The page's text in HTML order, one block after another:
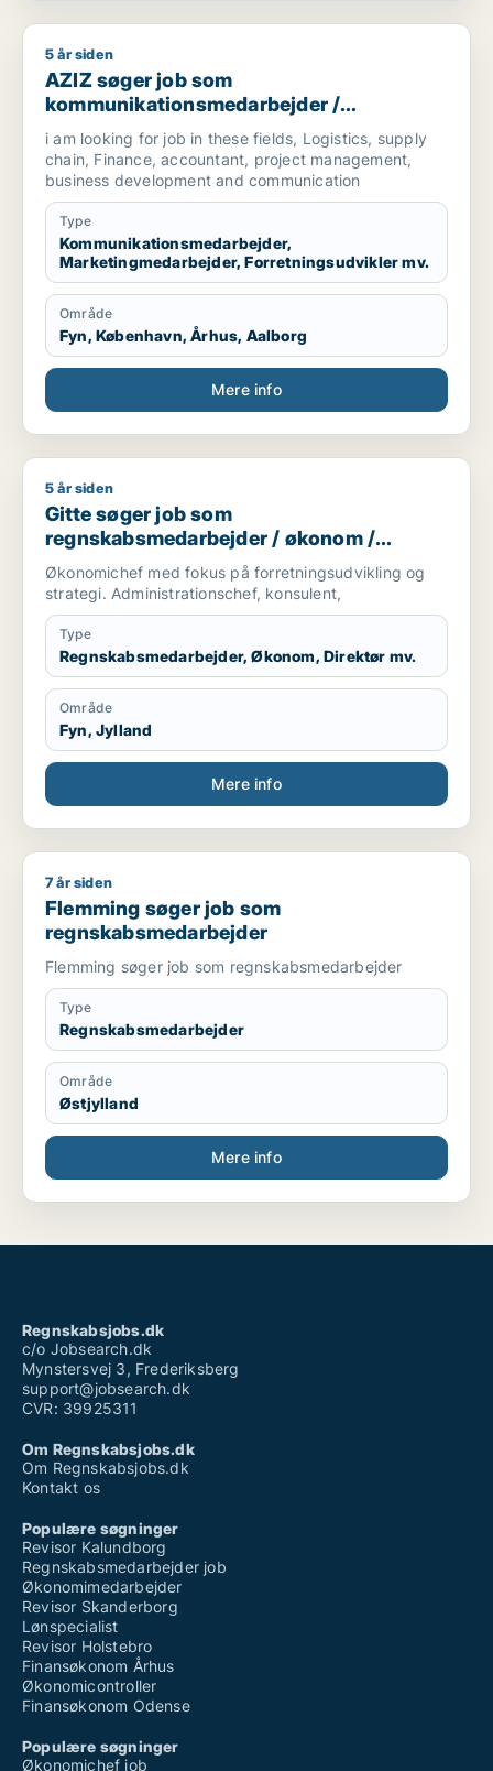
AZIZ søger job som kommunikationsmedarbejder /
5 år siden
AZIZ søger job som
kommunikationsmedarbejder /
marketingmedarbejder /
forretningsudvikler /
regnskabsmedarbejder / revisor
i am looking for job in these fields, Logistics, supply
chain, Finance, accountant, project management,
business development and communication
Type
Kommunikationsmedarbejder,
Marketingmedarbejder, Forretningsudvikler mv.
Område
Fyn, København, Århus, Aalborg
Mere info
Gitte søger job som regnskabsmedarbejder / økonom /
5 år siden
Gitte søger job som
regnskabsmedarbejder / økonom /
direktør / hr-chef / lønspecialist
Økonomichef med fokus på forretningsudvikling og
strategi. Administrationschef, konsulent,
Type
Regnskabsmedarbejder, Økonom, Direktør mv.
Område
Fyn, Jylland
Mere info
Flemming søger job som regnskabsmedarbejder
7 år siden
Flemming søger job som
regnskabsmedarbejder
Flemming søger job som regnskabsmedarbejder
Type
Regnskabsmedarbejder
Område
Østjylland
Mere info
Regnskabsjobs.dk
c/o Jobsearch.dk
Mynstersvej 3, Frederiksberg
support@jobsearch.dk
CVR: 39925311
Om Regnskabsjobs.dk
Om Regnskabsjobs.dk
Kontakt os
Populære søgninger
Revisor Kalundborg
Regnskabsmedarbejder job
Økonomimedarbejder
Revisor Skanderborg
Lønspecialist
Revisor Holstebro
Finansøkonom Århus
Økonomicontroller
Finansøkonom Odense
Populære søgninger
Økonomichef job